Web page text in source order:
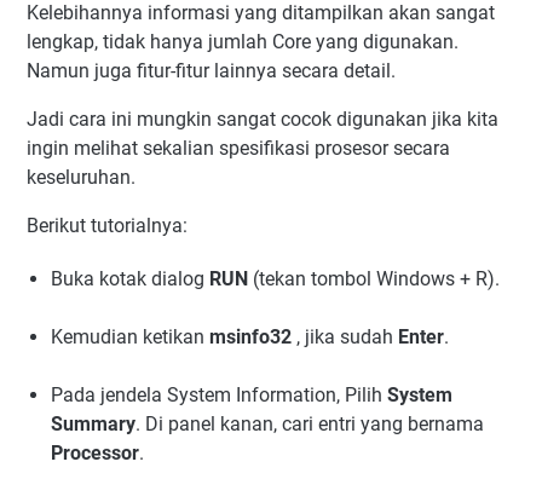
Kelebihannya informasi yang ditampilkan akan sangat
lengkap, tidak hanya jumlah Core yang digunakan.
Namun juga fitur-fitur lainnya secara detail.
Jadi cara ini mungkin sangat cocok digunakan jika kita
ingin melihat sekalian spesifikasi prosesor secara
keseluruhan.
Berikut tutorialnya:
Buka kotak dialog RUN (tekan tombol Windows + R).
Kemudian ketikan msinfo32 , jika sudah Enter.
Pada jendela System Information, Pilih System
Summary. Di panel kanan, cari entri yang bernama
Processor.